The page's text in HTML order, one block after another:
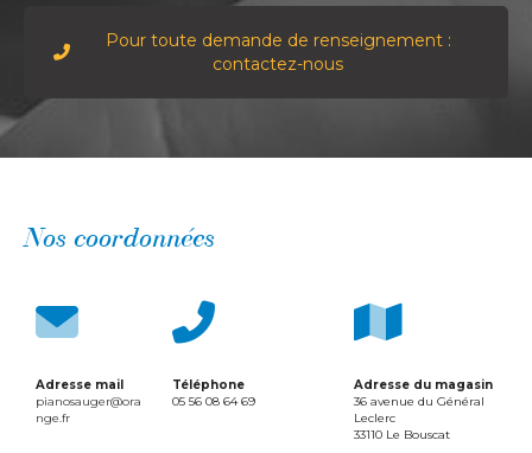
Pour toute demande de renseignement :
contactez-nous
Nos coordonnées
Adresse mail
pianosauger@ora
nge.fr
Téléphone
05 56 08 64 69
Adresse du magasin
36 avenue du Général
Leclerc
33110 Le Bouscat